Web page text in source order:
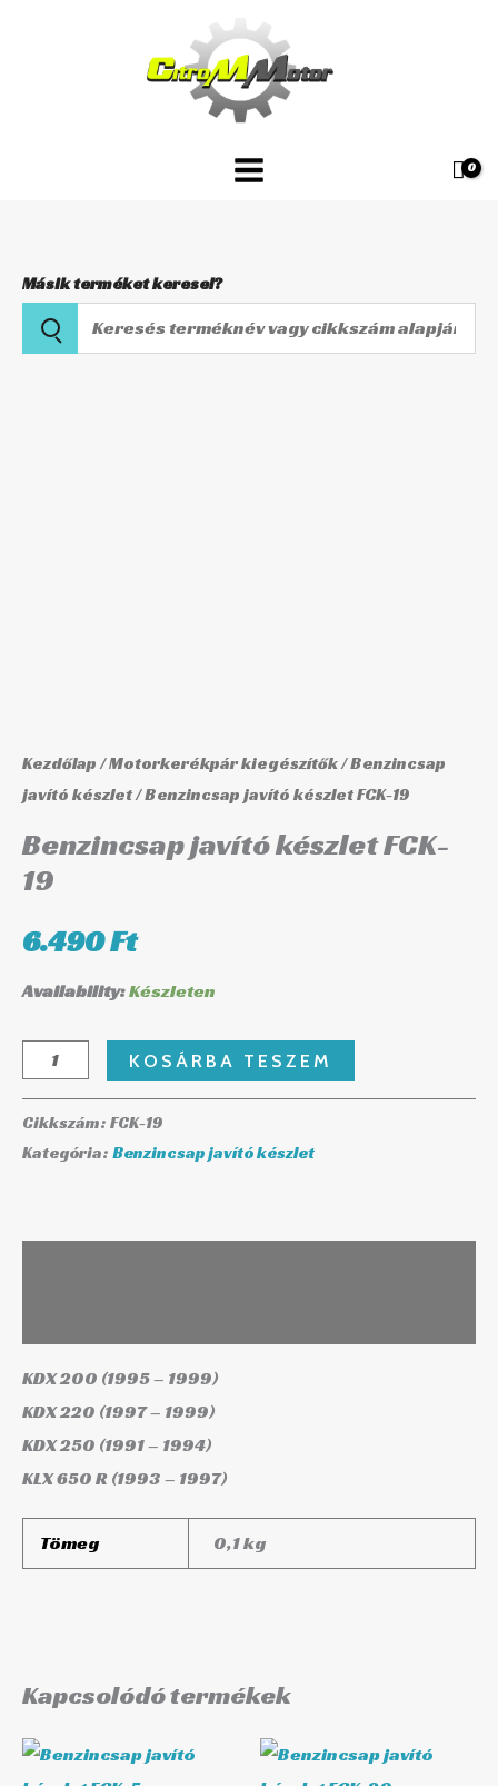
Másik terméket keresel?
Keresés
terméknév
Kezdőlap/Motorkerékpár kiegészítők/Benzincsap
javító készlet/ Benzincsap javító készlet FCK-19
Benzincsap javító készlet FCK-
19
6.490Ft
Availability:Készleten
KOSÁRBA TESZEM
Cikkszám: FCK-19
Kategória: Benzincsap javító készlet
KDX 200 (1995 – 1999)
KDX 220 (1997 – 1999)
KDX 250 (1991 – 1994)
KLX 650 R (1993 – 1997)
Tömeg 0,1 kg
Kapcsolódó termékek